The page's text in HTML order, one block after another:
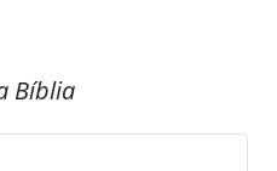
Bíblia